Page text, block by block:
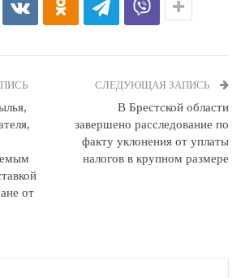
от
СЛЕДУЮЩАЯ ЗАПИСЬ
В Брестской области
завершено расследование по
факту уклонения от уплаты
налогов в крупном размере